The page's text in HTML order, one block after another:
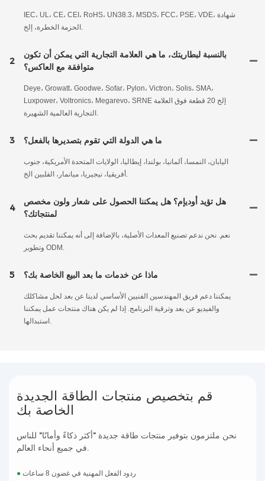
IEC، UL، CE، CEI، RoHS، UN38.3، MSDS، FCC، PSE، VDE، شهادة
الحزمة الخطرة، إلخ.
2
بالنسبة لبطاريتك، ما هي العلامة التجارية التي يمكن أن تكون
متوافقة مع العاكس؟
Deye، Growatt، Goodwe، Sofar، Pylon، Victron، Solis، SMA،
Luxpower، Voltronics، Megarevo، SRNE إلخ 20 قطعة فوق العلامة
التجارية العالمية الشهيرة.
3 ما هي الدولة التي تقوم بتصديرها بالفعل؟
اليابان، النمسا، ألمانيا، بولندا، إيطاليا، الولايات المتحدة الأمريكية، جنوب
أفريقيا، نيجيريا، ميانمار، الفلبين الخ.
4
هل تؤيد أوديإم؟ هل يمكننا الحصول على شعار ولون مخصص
لمنتجاتك؟
نعم. نحن ندعم تصنيع المعدات الأصلية، بالإضافة إلى أنه يمكننا تقديم بحث
وتطوير ODM.
5 ماذا عن خدمات ما بعد البيع الخاصة بك؟
يمكننا دعم فريق المهندسين الفنيين الأساسي لدينا عن بعد لحل مشاكلك
والفيديو عن بعد وترقية البرنامج. إذا لم يكن هناك منتجات عمل يمكننا
استبدالها.
قم بتخصيص منتجات الطاقة الجديدة
الخاصة بك
نحن ملتزمون بتوفير منتجات طاقة جديدة "أكثر ذكاءً وأمانًا" للناس
في جميع أنحاء العالم.
●
ردود الفعل المهنية في غضون 8 ساعات